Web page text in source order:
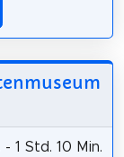
1 Std. 10 Min.